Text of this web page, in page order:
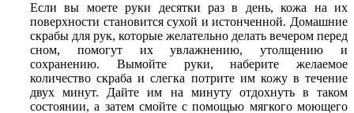
Если вы моете руки десятки раз в день, кожа на их
поверхности становится сухой и истонченной. Домашние
скрабы для рук, которые желательно делать вечером перед
сном, помогут их увлажнению, утолщению и
сохранению. Вымойте руки, наберите желаемое
количество скраба и слегка потрите им кожу в течение
двух минут. Дайте им на минуту отдохнуть в таком
состоянии, а затем смойте с помощью мягкого моющего